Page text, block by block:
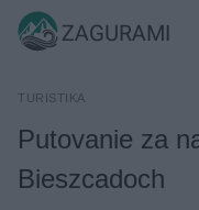
Skip
ZAGURAMI
TURISTIKA
Putovanie za
Bieszcadoch